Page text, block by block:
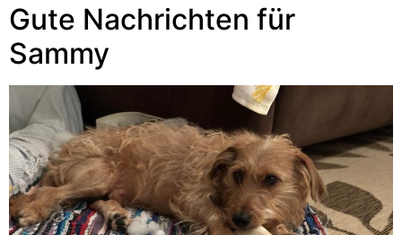
Gute Nachrichten für
Sammy